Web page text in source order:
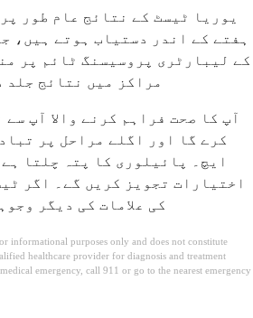
ہفتے کے اندر دستیاب ہوتے ہیں،
کے لیبارٹری پروسیسنگ ٹائم پر
مراکز میں نتائج جلد
آپ کا صحت فراہم کرنے والا آپ سے
کرے گا اور اگلے مراحل پر
ایچ۔ پائیلوری کا پتہ چلتا
اختیارات تجویز کریں گے۔ اگر
کی علامات کی دیگر
informational purposes only and does not constitute
healthcare provider for diagnosis and treatment
emergency, call 911 or go to the nearest emergency